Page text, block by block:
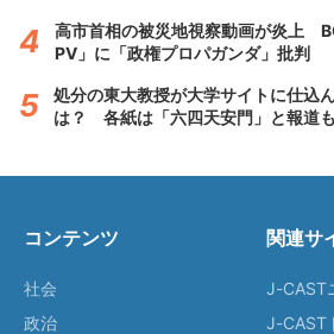
高市首相の被災地視察動画が炎上
PV」に「政権プロパガンダ」批判
処分の東大教授が大学サイトに仕込
は？ 各紙は「六四天安門」と報道
コンテンツ
社会
政治
関連サ
J-CAST
J-CAST